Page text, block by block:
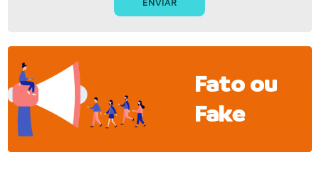
Fato ou
Fake